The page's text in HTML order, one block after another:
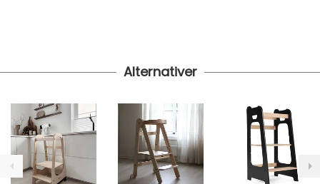
Alternativer